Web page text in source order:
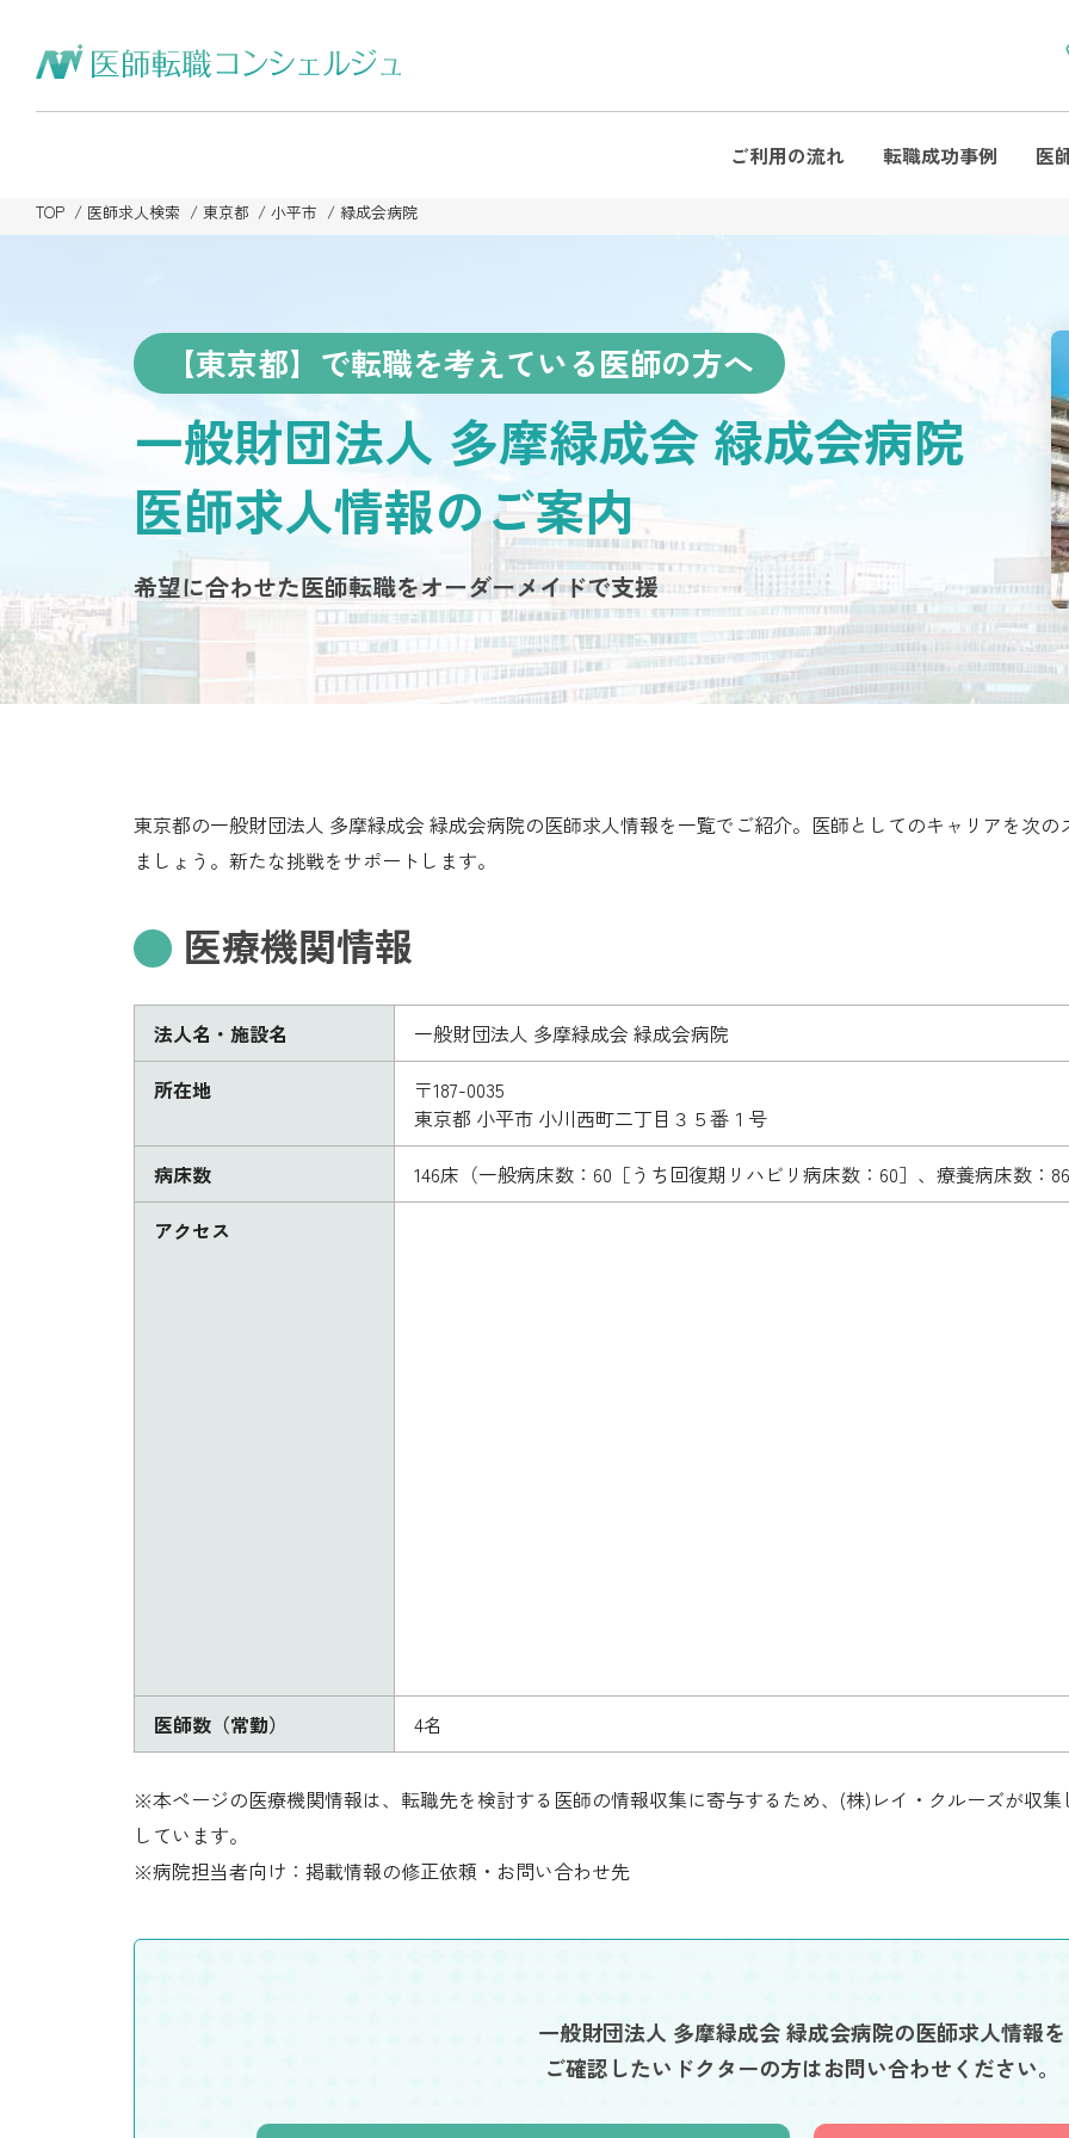
ご利用の流れ 転職成功事例 医
TOP 医師求人検索 東京都 小平市 緑成会病院
【東京都】で転職を考えている医師の方へ
一般財団法人 多摩緑成会 緑成会病院
医師求人情報のご案内
希望に合わせた医師転職をオーダーメイドで支援
東京都の一般財団法人 多摩緑成会 緑成会病院の医師求人情報を一覧でご紹介。医師としてのキャリアを次
ましょう。新たな挑戦をサポートします。
医療機関情報
法人名・施設名
一般財団法人 多摩緑成会 緑成会病院
所在地
〒187-0035
東京都 小平市 小川西町二丁目３５番１号
病床数
146床（一般病床数：60［うち回復期リハビリ病床数：60］、療養病床数：
アクセス
医師数（常勤） 4名
※本ページの医療機関情報は、転職先を検討する医師の情報収集に寄与するため、(株)レイ・クルーズが収
しています。
※病院担当者向け：掲載情報の修正依頼・お問い合わせ先
一般財団法人 多摩緑成会 緑成会病院の医師求人情報を
ご確認したいドクターの方はお問い合わせください。